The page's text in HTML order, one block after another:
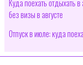
Куда поехать отдыхать
без визы в августе
Отпуск в июле: куда